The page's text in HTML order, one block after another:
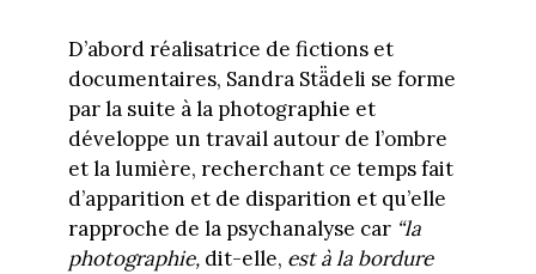
D’abord réalisatrice de fictions et
documentaires, Sandra Stä̈deli se forme
par la suite à la photographie et
développe un travail autour de l’ombre
et la lumière, recherchant ce temps fait
d’apparition et de disparition et qu’elle
rapproche de la psychanalyse car “la
photographie,dit-elle, est à la bordure